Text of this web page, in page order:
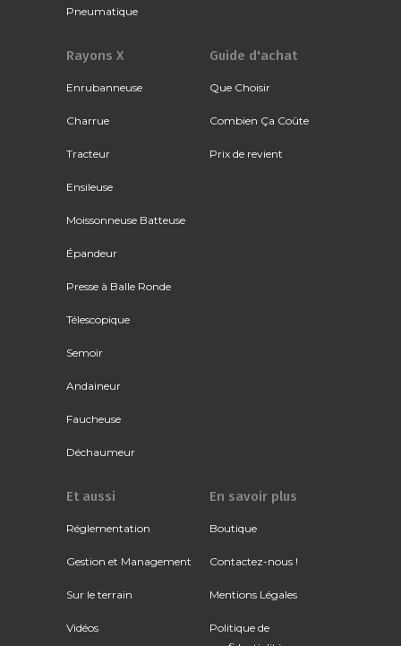
Pneumatique
Rayons X
Enrubanneuse
Charrue
Tracteur
Ensileuse
Moissonneuse Batteuse
Épandeur
Presse à Balle Ronde
Télescopique
Semoir
Andaineur
Faucheuse
Déchaumeur
Guide d'achat
Que Choisir
Combien Ça Coûte
Prix de revient
Et aussi
Réglementation
Gestion et Management
Sur le terrain
Vidéos
En savoir plus
Boutique
Contactez-nous !
Mentions Légales
Politique de